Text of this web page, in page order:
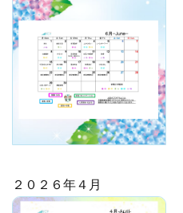
２０２６年４月